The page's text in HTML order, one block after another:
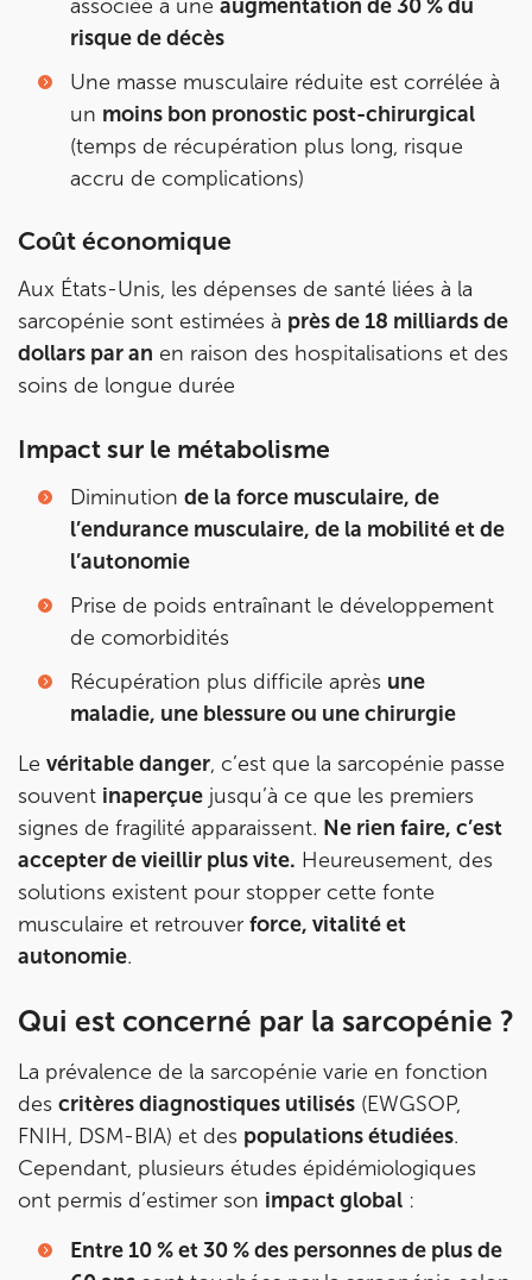
associée à une augmentation de 30 % du
risque de décès
Une masse musculaire réduite est corrélée à
un moins bon pronostic post-chirurgical
(temps de récupération plus long, risque
accru de complications)
Coût économique
Aux États-Unis, les dépenses de santé liées à la
sarcopénie sont estimées à près de 18 milliards de
dollars par an en raison des hospitalisations et des
soins de longue durée
Impact sur le métabolisme
Diminution de la force musculaire, de
l’endurance musculaire, de la mobilité et de
l’autonomie
Prise de poids entraînant le développement
de comorbidités
Récupération plus difficile après une
maladie, une blessure ou une chirurgie
Le véritable danger, c’est que la sarcopénie passe
souvent inaperçue jusqu’à ce que les premiers
signes de fragilité apparaissent. Ne rien faire, c’est
accepter de vieillir plus vite. Heureusement, des
solutions existent pour stopper cette fonte
musculaire et retrouver force, vitalité et
autonomie.
Qui est concerné par la sarcopénie ?
La prévalence de la sarcopénie varie en fonction
des critères diagnostiques utilisés (EWGSOP,
FNIH, DSM-BIA) et des populations étudiées.
Cependant, plusieurs études épidémiologiques
ont permis d’estimer son impact global :
Entre 10 % et 30 % des personnes de plus de
10 Rue Roubo 75011 Paris
10 Rue Roubo 75011 Paris
01 83 96 48 65
Prenez RDV sur
Prenez RDV sur
5 Rue Monge 92170 Vanves
5 Rue Monge 92170 Vanves
01 46 44 33 92
Prenez RDV sur
Prenez RDV sur
IK SAINT-GERMAIN
199 Bd Saint-Germain 75007 Paris
199 Bd Saint-Germain 75007 Paris
Prenez RDV sur
Prenez RDV sur
IK BOIS COLOMBES
1 Rue Mertens 92600 Bois-Colombes
1 Rue Mertens 92600 Bois-Colombes
01 43 50 50 81
Prenez RDV sur
Prenez RDV sur
IK OLYMPE SANTE ANTONY
28 Rue Velpeau 92160 Antony
28 Rue Velpeau 92160 Antony
Prenez RDV sur
Prenez RDV sur
KOSS PARIS 8
74 Bd Haussmann 75008 Paris